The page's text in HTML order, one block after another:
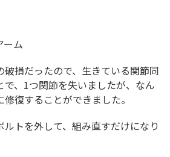
損だったので、生きている関節同
、1つ関節を失いましたが、なん
復することができました。
トを外して、組み直すだけになり